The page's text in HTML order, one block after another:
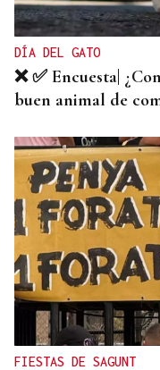
DÍA DEL GATO
❌ ✅ Encuesta|
buen animal de
FIESTAS DE SAGUNT